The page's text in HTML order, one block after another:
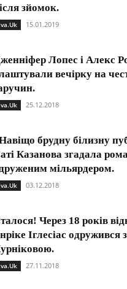
зйомок.
15.01.2019
Лопес і Алекс
вечірку на
25.12.2018
брудну білизну
Казанова згадала
мільярдером.
03.12.2018
Через 18 років
Іглесіас
27.11.2018